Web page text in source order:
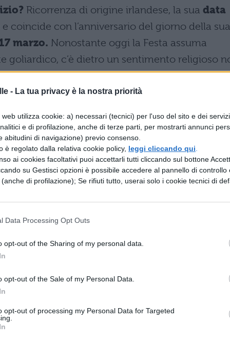
- La tua privacy è la nostra priorità
utilizza cookie: a) necessari (tecnici) per l'uso del sito e dei
e di profilazione, anche di terze parti, per mostrarti annunci
abitudini di navigazione) previo consenso.
è regolato dalla relativa cookie policy, leggi cliccando qui
ai cookies facoltativi puoi accettarli tutti cliccando sul bottone
su Gestisci opzioni è possibile accedere al pannello di controllo
di profilazione); Se rifiuti tutto, userai solo i cookie tecnici di
Data Processing Opt Outs
opt-out of the Sharing of my personal data.
opt-out of the Sale of my Personal Data.
opt-out of processing my Personal Data for Targeted
Ricorrenza di origine irlandese, la sua data
coincide con l’anniversario del giorno della sua
marzo. Nonostante oggi la Festa assuma
goliardico, c’è dietro un sentimento religioso
fu istituita nel XVII secolo a commemorazione
in Irlanda. Patrizio, infatti, fece grandi sforzi
cristianesimo data l’opposizione dei re
in tutti i modi di dissuadere il popolo.
. Nato in Gran Bretagna, fu rapito e
di 16 anni. Da qui dopo qualche anno
visto, gli fu attribuito il merito di aver
Al Santo sono legate tante
Si racconta che l’uomo lo abbia utilizzato per
parti del mondo. Oltre inIrlanda
Uniti, in Canada e in Australia. Durante la
bere birra e whiskey irlandesi e gustare
carne in scatola, cavoli, stufati e torte